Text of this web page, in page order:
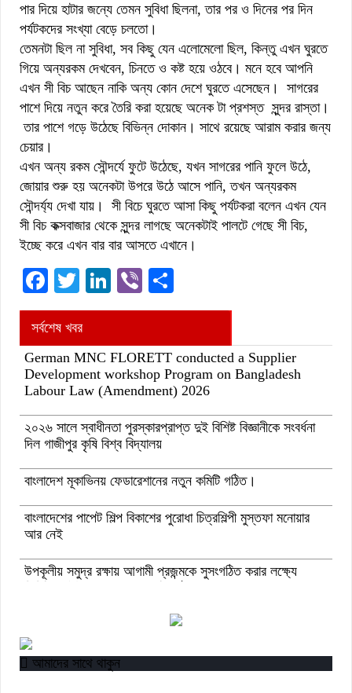
পার দিয়ে হাটার জন্যে তেমন সুবিধা ছিলনা, তার পর ও দিনের পর দিন
পর্যটকদের সংখ্যা বেড়ে চলতো।
তেমনটা ছিল না সুবিধা, সব কিছু যেন এলোমেলো ছিল, কিন্তু এখন ঘুরতে
গিয়ে অন্যরকম দেখবেন, চিনতে ও কষ্ট হয়ে ওঠবে। মনে হবে আপনি
এখন সী বিচ আছেন নাকি অন্য কোন দেশে ঘুরতে এসেছেন। সাগরের
পাশে দিয়ে নতুন করে তৈরি করা হয়েছে অনেক টা প্রশস্ত সুন্দর রাস্তা।
তার পাশে গড়ে উঠেছে বিভিন্ন দোকান। সাথে রয়েছে আরাম করার জন্য
চেয়ার।
এখন অন্য রকম সৌন্দর্যে ফুটে উঠেছে, যখন সাগরের পানি ফুলে উঠে,
জোয়ার শুরু হয় অনেকটা উপরে উঠে আসে পানি, তখন অন্যরকম
সৌন্দর্য্য দেখা যায়। সী বিচে ঘুরতে আসা কিছু পর্যটকরা বলেন এখন যেন
সী বিচ কক্সবাজার থেকে সুন্দর লাগছে অনেকটাই পালটে গেছে সী বিচ,
ইচ্ছে করে এখন বার বার আসতে এখানে।
Facebook
TwitterLinkedIn
Viber
সর্বশেষ খবর
German MNC FLORETT conducted a Supplier
Development workshop Program on Bangladesh
Labour Law (Amendment) 2026
২০২৬ সালে স্বাধীনতা পুরস্কারপ্রাপ্ত দুই বিশিষ্ট বিজ্ঞানীকে সংবর্ধনা
দিল গাজীপুর কৃষি বিশ্ব বিদ্যালয়
বাংলাদেশ মূকাভিনয় ফেডারেশানের নতুন কমিটি গঠিত।
বাংলাদেশের পাপেট শিল্প বিকাশের পুরোধা চিত্রশিল্পী মুস্তফা মনোয়ার
আর নেই
উপকূলীয় সমুদ্র রক্ষায় আগামী প্রজন্মকে সুসংগঠিত করার লক্ষ্যে
“বাংলাদেশ ইনস্টিটিউট অব ট্যুরিজম অ্যান্ড হসপিটালিটি” তে ৬ মাস
মেয়াদী চারটি সার্টিফিকেট কোর্সে ভর্তি শুরু হয়েছে।
আমাদের সাথে থাকুন